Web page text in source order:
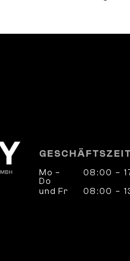
Mo –
Do
08:00 –
und Fr
08:00 –